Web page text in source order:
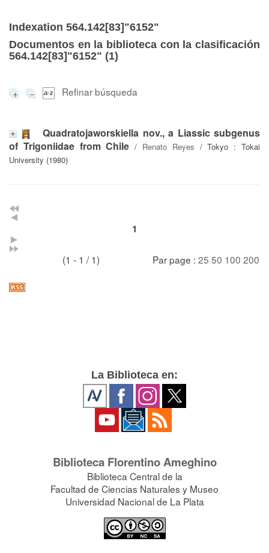
Indexation 564.142[83]"6152"
Documentos en la biblioteca con la clasificación
564.142[83]"6152" (1)
Refinar búsqueda
Quadratojaworskiella nov., a Liassic subgenus
of Trigoniidae from Chile / Renato Reyes / Tokyo : Tokai
University (1980)
1
(1 - 1 / 1) Par page : 25 50 100 200
La Biblioteca en:
Biblioteca Florentino Ameghino
Biblioteca Central de la
Facultad de Ciencias Naturales y Museo
Universidad Nacional de La Plata